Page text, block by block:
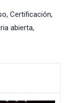
, Certificación,
abierta,